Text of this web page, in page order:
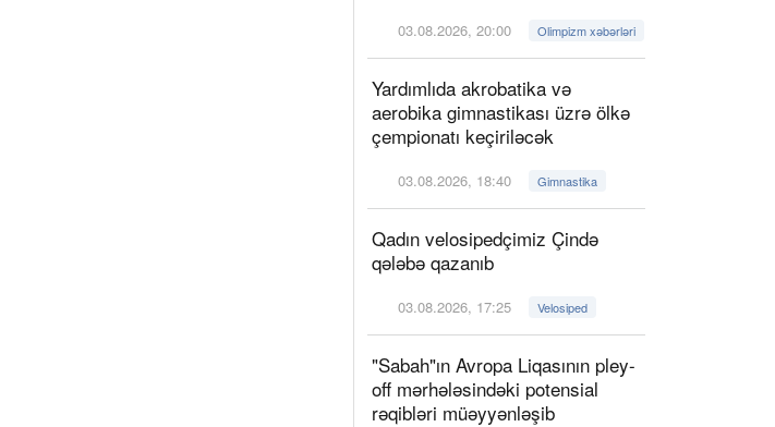
03.08.2026, 20:00 Olimpizm xəbərləri
Yardımlıda akrobatika və
aerobika gimnastikası üzrə ölkə
çempionatı keçiriləcək
03.08.2026, 18:40 Gimnastika
Qadın velosipedçimiz Çində
qələbə qazanıb
03.08.2026, 17:25 Velosiped
"Sabah"ın Avropa Liqasının pley-
off mərhələsindəki potensial
rəqibləri müəyyənləşib